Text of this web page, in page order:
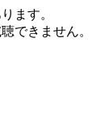
ます。
できません。